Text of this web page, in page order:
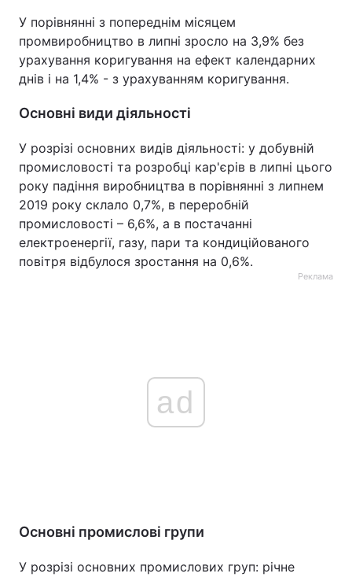
У порівнянні з попереднім місяцем
промвиробництво в липні зросло на 3,9% без
урахування коригування на ефект календарних
днів і на 1,4% - з урахуванням коригування.
Основні види діяльності
У розрізі основних видів діяльності: у добувній
промисловості та розробці кар'єрів в липні цього
року падіння виробництва в порівнянні з липнем
2019 року склало 0,7%, в переробній
промисловості – 6,6%, а в постачанні
електроенергії, газу, пари та кондиційованого
повітря відбулося зростання на 0,6%.
Реклама
ad
Основні промислові групи
У розрізі основних промислових груп: річне